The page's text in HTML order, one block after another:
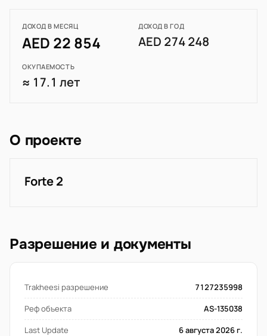
ДОХОД В МЕСЯЦ
AED 22 854
ДОХОД В ГОД
AED 274 248
ОКУПАЕМОСТЬ
≈ 17.1 лет
О проекте
Forte 2
Разрешение и документы
Trakheesi разрешение
7127235998
Реф объекта
AS-135038
Last Update
6 августа 2026 г.